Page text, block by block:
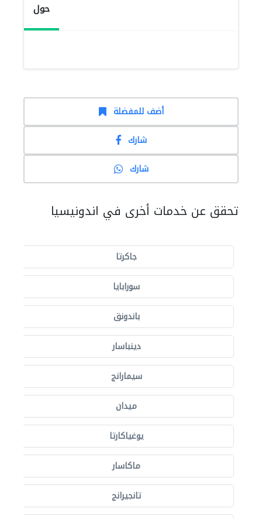
حول
أضف للمفضلة
شارك
شارك
تحقق عن خدمات أخرى في اندونيسيا
جاكرتا
سورابايا
باندونق
دينباسار
سيمارانج
ميدان
يوغياكارتا
ماكاسار
تانجيرانج